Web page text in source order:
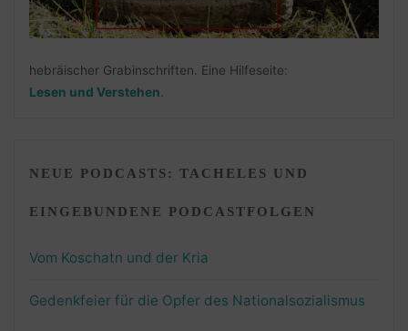
hebräischer Grabinschriften. Eine Hilfeseite:
Lesen und Verstehen.
NEUE PODCASTS: TACHELES UND
EINGEBUNDENE PODCASTFOLGEN
Vom Koschatn und der Kria
Gedenkfeier für die Opfer des Nationalsozialismus